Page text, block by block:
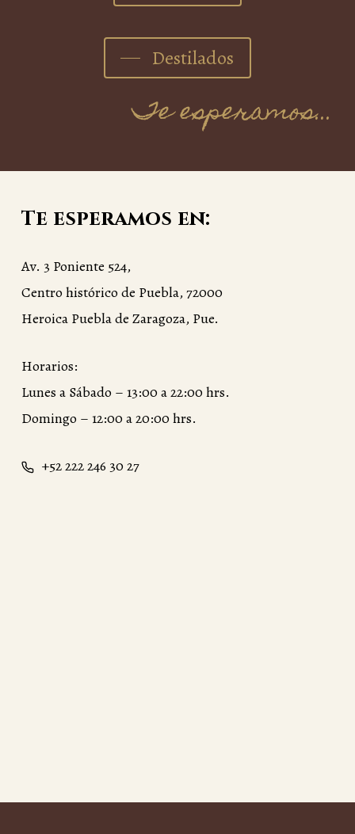
Destilados
Te esperamos…
Te esperamos en:
Av. 3 Poniente 524,
Centro histórico de Puebla, 72000
Heroica Puebla de Zaragoza, Pue.
Horarios:
Lunes a Sábado – 13:00 a 22:00 hrs.
Domingo – 12:00 a 20:00 hrs.
+52 222 246 30 27